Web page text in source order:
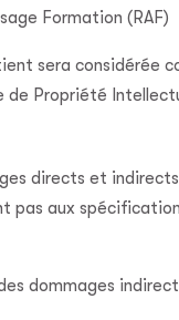
Formation (RAF)
sera considérée
de Propriété
directs et
pas aux
dommages